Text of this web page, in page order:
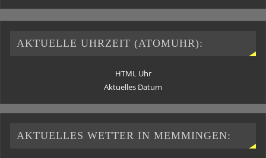
AKTUELLE UHRZEIT (ATOMUHR):
HTML Uhr
Aktuelles Datum
AKTUELLES WETTER IN MEMMINGEN: